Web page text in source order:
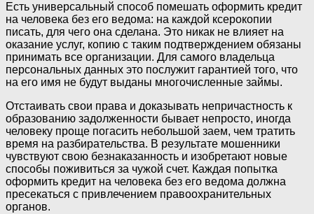
Есть универсальный способ помешать оформить кредит
на человека без его ведома: на каждой ксерокопии
писать, для чего она сделана. Это никак не влияет на
оказание услуг, копию с таким подтверждением обязаны
принимать все организации. Для самого владельца
персональных данных это послужит гарантией того, что
на его имя не будут выданы многочисленные займы.
Отстаивать свои права и доказывать непричастность к
образованию задолженности бывает непросто, иногда
человеку проще погасить небольшой заем, чем тратить
время на разбирательства. В результате мошенники
чувствуют свою безнаказанность и изобретают новые
способы поживиться за чужой счет. Каждая попытка
оформить кредит на человека без его ведома должна
пресекаться с привлечением правоохранительных
органов.